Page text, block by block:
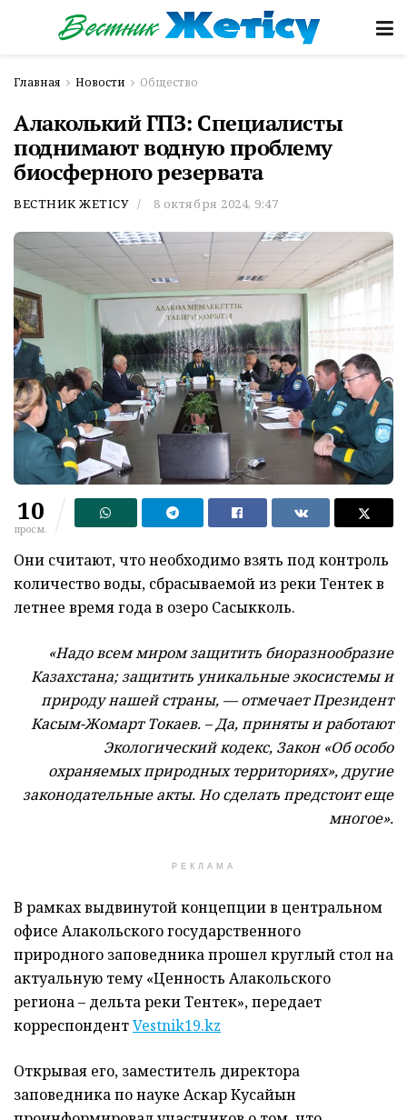
Главная Новости Общество
Алаколький ГПЗ: Специалисты
поднимают водную проблему
биосферного резервата
ВЕСТНИК ЖЕТІСУ 8 октября 2024, 9:47
10
просм.
Они считают, что необходимо взять под контроль
количество воды, сбрасываемой из реки Тентек в
летнее время года в озеро Сасыкколь.
«Надо всем миром защитить биоразнообразие
Казахстана; защитить уникальные экосистемы и
природу нашей страны, — отмечает Президент
Касым-Жомарт Токаев. – Да, приняты и работают
Экологический кодекс, Закон «Об особо
охраняемых природных территориях», другие
законодательные акты. Но сделать предстоит еще
многое».
РЕКЛАМА
В рамках выдвинутой концепции в центральном
офисе Алакольского государственного
природного заповедника прошел круглый стол на
актуальную тему «Ценность Алакольского
региона – дельта реки Тентек», передает
корреспондентVestnik19.kz
Открывая его, заместитель директора
заповедника по науке Аскар Кусайын